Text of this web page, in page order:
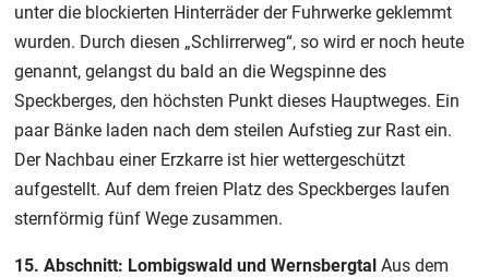
unter die blockierten Hinterräder der Fuhrwerke geklemmt
wurden. Durch diesen „Schlirrerweg“, so wird er noch heute
genannt, gelangst du bald an die Wegspinne des
Speckberges, den höchsten Punkt dieses Hauptweges. Ein
paar Bänke laden nach dem steilen Aufstieg zur Rast ein.
Der Nachbau einer Erzkarre ist hier wettergeschützt
aufgestellt. Auf dem freien Platz des Speckberges laufen
sternförmig fünf Wege zusammen.
15. Abschnitt: Lombigswald und Wernsbergtal Aus dem